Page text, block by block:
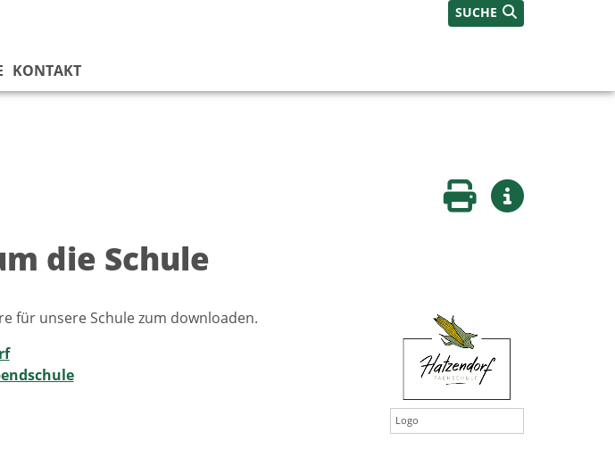
SUCHE
KONTAKT
Seite druckenWeitere Infos
die Schule
Logo
für unsere Schule zum downloaden.